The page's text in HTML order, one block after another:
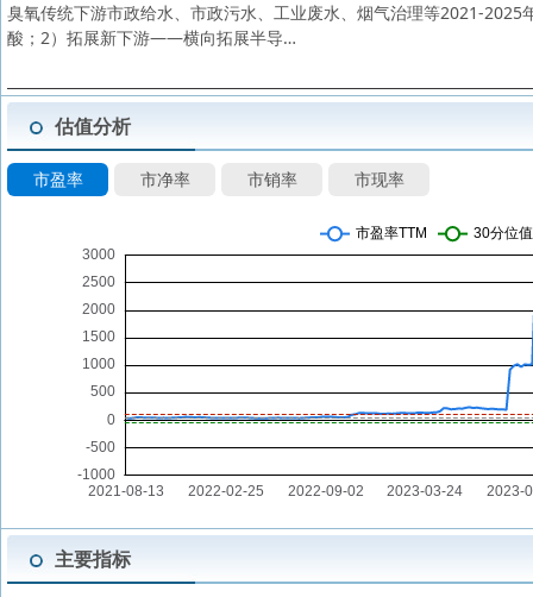
臭氧传统下游市政给水、市政污水、工业废水、烟气治理等2021-
酸；2）拓展新下游——横向拓展半导…
估值分析
市盈率 市净率 市销率 市现率
主要指标